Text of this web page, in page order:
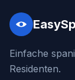
Einfache
Residenten.